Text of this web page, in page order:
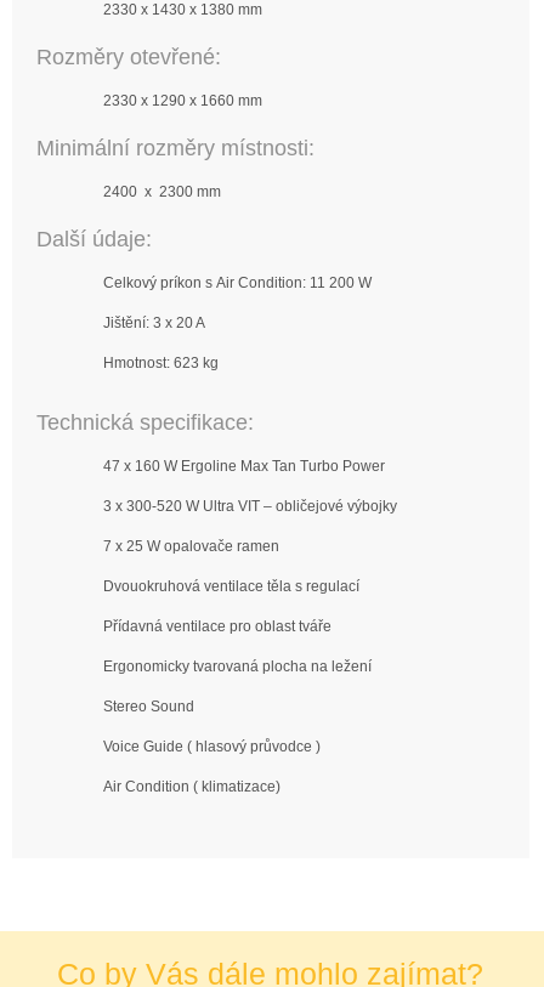
2330 x 1430 x 1380 mm
Rozměry otevřené:
2330 x 1290 x 1660 mm
Minimální rozměry místnosti:
2400 x 2300 mm
Další údaje:
Celkový príkon s Air Condition: 11 200 W
Jištění: 3 x 20 A
Hmotnost: 623 kg
Technická specifikace:
47 x 160 W Ergoline Max Tan Turbo Power
3 x 300-520 W Ultra VIT – obličejové výbojky
7 x 25 W opalovače ramen
Dvouokruhová ventilace těla s regulací
Přídavná ventilace pro oblast tváře
Ergonomicky tvarovaná plocha na ležení
Stereo Sound
Voice Guide ( hlasový průvodce )
Air Condition ( klimatizace)
Co by Vás dále mohlo zajímat?